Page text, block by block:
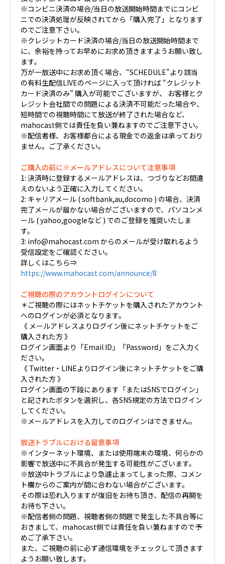
※コンビニ決済の場合/当日の放送開始時間までにコンビ
ニでの決済処理が反映されてから「購入完了」となります
のでご注意下さい。
※クレジットカード決済の場合/当日の放送開始時間まで
に、余裕を持ってお早めにお求め頂きますようお願い致し
ます。
万が一放送中にお求め頂く場合、“SCHEDULE”より該当
の有料生配信LIVEのページに入って頂ければ “クレジット
カード決済のみ” 購入が可能でございますが、 お客様とク
レジット会社間での問題による決済不可能だった場合や、
短時間での視聴時間にて放送が終了された場合など、
mahocast側では責任を負い兼ねますのでご注意下さい。
※配信者様、お客様都合による現金での返金は承っており
ません。ご了承ください。
ご購入の前に※メールアドレスについて注意事項
1: 決済時に登録するメールアドレスは、つづりなどお間違
えのないよう正確に入力してください。
2: キャリアメール ( softbank,au,docomo ) の場合、決済
完了メールが届かない場合がございますので、パソコンメ
ール ( yahoo,googleなど ) でのご登録を推奨いたしま
す。
3: info@mahocast.com からのメールが受け取れるよう
受信設定をご確認ください。
詳しくはこちら⇒
https://www.mahocast.com/announce/8
ご視聴の際のアカウントログインについて
＊ご視聴の際にはネットチケットを購入されたアカウント
へのログインが必須となります。
《 メールアドレスよりログイン後にネットチケットをご
購入された方 》
ログイン画面より「Email ID」「Password」をご入力く
ださい。
《 Twitter・LINEよりログイン後にネットチケットをご購
入された方 》
ログイン画面の下段にあります「またはSNSでログイン」
と記されたボタンを選択し、各SNS規定の方法でログイン
してください。
※メールアドレスを入力してのログインはできません。
放送トラブルにおける留意事項
※インターネット環境、または使用端末の環境、何らかの
影響で放送中に不具合が発生する可能性がございます。
※放送中トラブルにより急遽止まってしまった際、コメン
ト欄からのご案内が間に合わない場合がございます。
その際は恐れ入りますが復旧をお待ち頂き、配信の再開を
お待ち下さい。
※配信者側の問題、視聴者側の問題で発生した不具合等に
おきまして、mahocast側では責任を負い兼ねますので予
めご了承下さい。
また、ご視聴の前に必ず通信環境をチェックして頂きます
ようお願い致します。